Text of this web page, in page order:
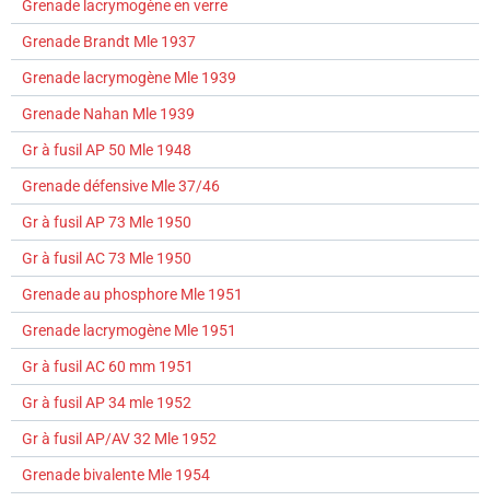
Grenade lacrymogène en verre
Grenade Brandt Mle 1937
Grenade lacrymogène Mle 1939
Grenade Nahan Mle 1939
Gr à fusil AP 50 Mle 1948
Grenade défensive Mle 37/46
Gr à fusil AP 73 Mle 1950
Gr à fusil AC 73 Mle 1950
Grenade au phosphore Mle 1951
Grenade lacrymogène Mle 1951
Gr à fusil AC 60 mm 1951
Gr à fusil AP 34 mle 1952
Gr à fusil AP/AV 32 Mle 1952
Grenade bivalente Mle 1954